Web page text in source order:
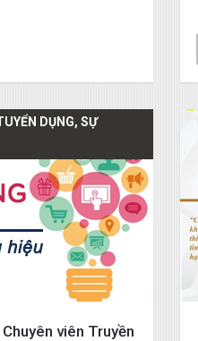
DỤNG, SỰ
viên Truyền